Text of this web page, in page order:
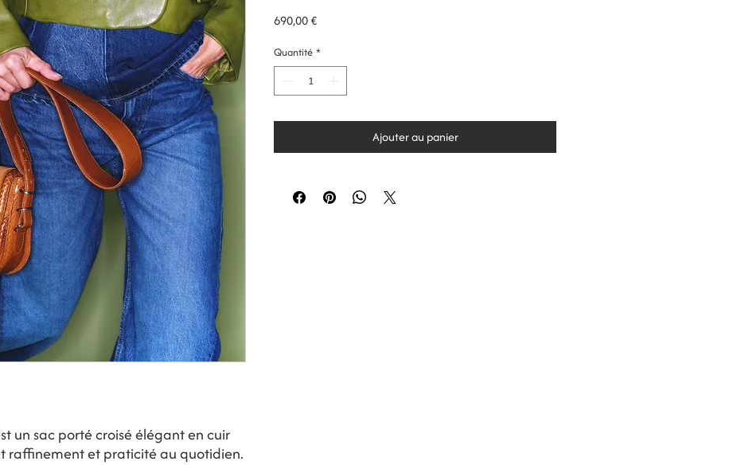
un sac porté croisé élégant en cuir
raffinement et praticité au quotidien.
690,00 €Prix
Quantité *
Ajouter au panier